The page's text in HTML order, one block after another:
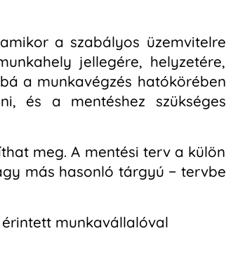
a szabályos üzemvitelre
jellegére, helyzetére,
a munkavégzés hatókörében
és a mentéshez szükséges
meg. A mentési terv a külön
más hasonló tárgyú − tervbe
munkavállalóval